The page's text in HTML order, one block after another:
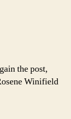
the post,
Winifield